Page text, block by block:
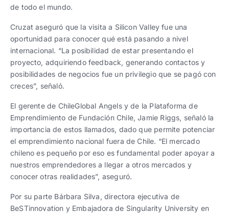
de todo el mundo.
Cruzat aseguró que la visita a Silicon Valley fue una
oportunidad para conocer qué está pasando a nivel
internacional. “La posibilidad de estar presentando el
proyecto, adquiriendo feedback, generando contactos y
posibilidades de negocios fue un privilegio que se pagó con
creces”, señaló.
El gerente de ChileGlobal Angels y de la Plataforma de
Emprendimiento de Fundación Chile, Jamie Riggs, señaló la
importancia de estos llamados, dado que permite potenciar
el emprendimiento nacional fuera de Chile. “El mercado
chileno es pequeño por eso es fundamental poder apoyar a
nuestros emprendedores a llegar a otros mercados y
conocer otras realidades”, aseguró.
Por su parte Bárbara Silva, directora ejecutiva de
BeSTinnovation y Embajadora de Singularity University en